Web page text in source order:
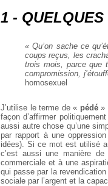
1 -
« Qu’on sache ce
coups reçus, les
trois mois, parce que
compromission,
homosexuel
J’utilise le terme de « pédé»
façon d’affirmer
aussi autre chose qu’une
par rapport à une
idées). Si ce mot est utilisé
c’est aussi une manière
commerciale et à une
qui passe par la
sociale par l’argent et la